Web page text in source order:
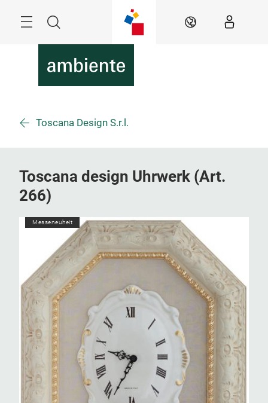
Suche DE
Toscana Design S.r.l.
Toscana design Uhrwerk (Art.
266)
Messeneuheit